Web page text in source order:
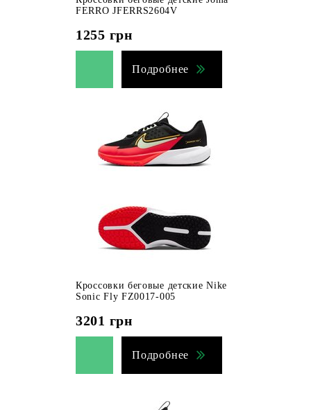
FERRO JFERRS2604V
1255 грн
Подробнее
Кроссовки беговые детские Nike
Sonic Fly FZ0017-005
3201 грн
Подробнее